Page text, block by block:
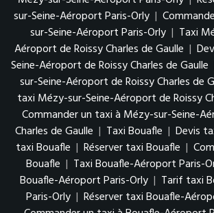
sur-Seine-Aéroport Paris-Orly |
sur-Seine-Aéroport Paris-Orly | Taxi
Aéroport de Roissy Charles de Gaulle |
Seine-Aéroport de Roissy Charles de Gaulle
sur-Seine-Aéroport de Roissy Charles de
taxi Mézy-sur-Seine-Aéroport de Roissy
Commander un taxi à Mézy-sur-Seine-
Charles de Gaulle | Taxi Bouafle | Devis
taxi Bouafle | Réserver taxi Bouafle |
Bouafle | Taxi Bouafle-Aéroport Paris-
Bouafle-Aéroport Paris-Orly | Tarif taxi
Paris-Orly | Réserver taxi Bouafle-